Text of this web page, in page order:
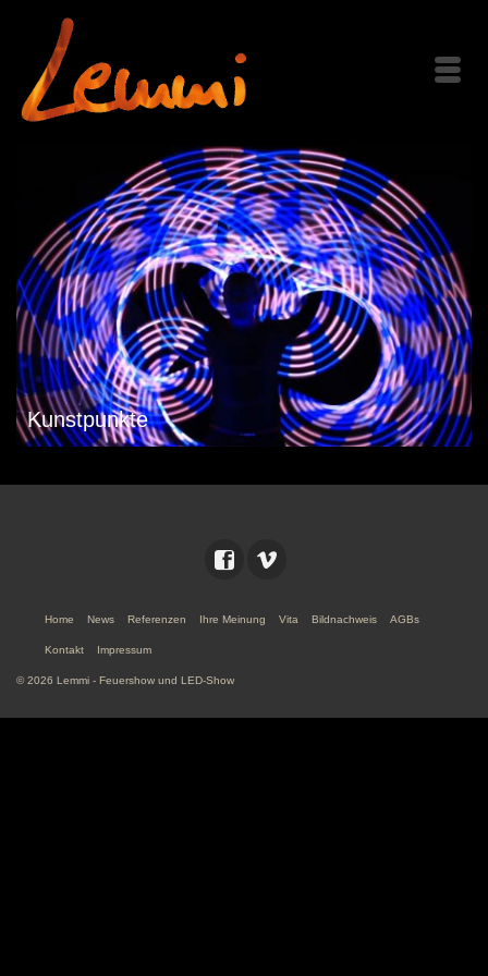
Kunstpunkte
Home News Referenzen Ihre Meinung Vita Bildnachweis AGBs
Kontakt Impressum
© 2026 Lemmi - Feuershow und LED-Show